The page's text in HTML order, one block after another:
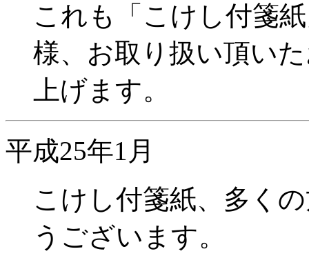
これも「こけし付箋
様、お取り扱い頂い
上げます。
平成25年1月
こけし付箋紙、多く
うございます。